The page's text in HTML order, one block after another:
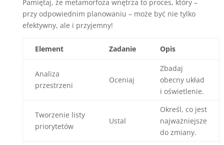
Pamiętaj, że metamorfoza wnętrza to proces, który –
przy odpowiednim planowaniu – może być nie tylko
efektywny, ale i przyjemny!
Element Zadanie Opis
Analiza
przestrzeni
Oceniaj
Zbadaj
obecny układ
i oświetlenie.
Tworzenie listy
priorytetów
Ustal
Określ, co jest
najważniejsze
do zmiany.